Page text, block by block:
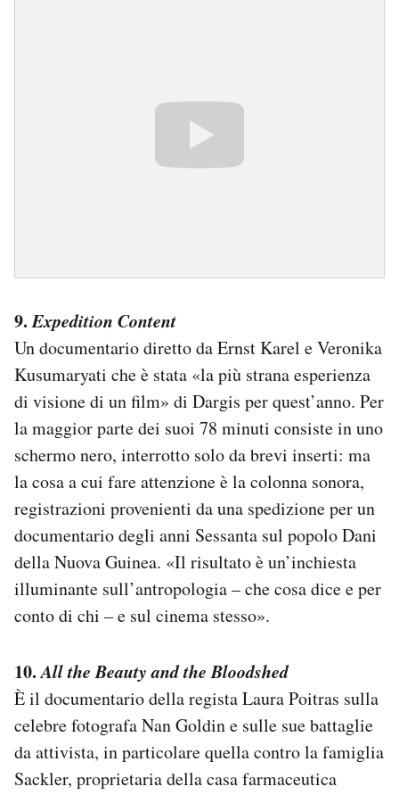
9.Expedition Content
Un documentario diretto da Ernst Karel e Veronika
Kusumaryati che è stata «la più strana esperienza
di visione di un film» di Dargis per quest’anno. Per
la maggior parte dei suoi 78 minuti consiste in uno
schermo nero, interrotto solo da brevi inserti: ma
la cosa a cui fare attenzione è la colonna sonora,
registrazioni provenienti da una spedizione per un
documentario degli anni Sessanta sul popolo Dani
della Nuova Guinea. «Il risultato è un’inchiesta
illuminante sull’antropologia – che cosa dice e per
conto di chi – e sul cinema stesso».
10.All the Beauty and the Bloodshed
È il documentario della regista Laura Poitras sulla
celebre fotografa Nan Goldin e sulle sue battaglie
da attivista, in particolare quella contro la famiglia
Sackler, proprietaria della casa farmaceutica